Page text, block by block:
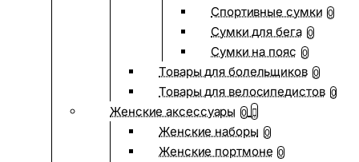
Спортивные сумки 0
Сумки для бега 0
Сумки на пояс 0
Товары для болельщиков 0
Товары для велосипедистов 0
Женские аксессуары 0
Женские наборы 0
Женские портмоне 0